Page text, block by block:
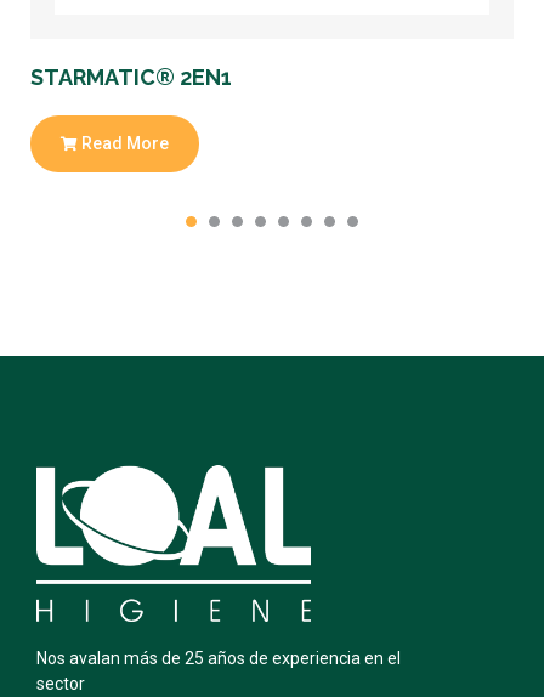
STARMATIC® 2EN1
Read More
Nos avalan más de 25 años de experiencia en el
sector